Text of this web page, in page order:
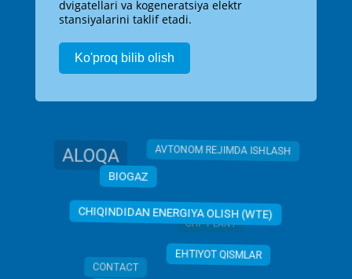
dvigatellari va kogeneratsiya elektr
stansiyalarini taklif etadi.
Ko'proq bilib olish
ALOQA AVTONOM REJIMDA ISHLASH
BIOGAZ
CHP PLANT
CHIQINDIDAN ENERGIYA OLISH (WTE)
CONTACT
EHTIYOT QISMLAR